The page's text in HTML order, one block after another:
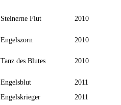
Steinerne Flut 2010
Engelszorn 2010
Tanz des Blutes 2010
Engelsblut
2011
Engelskrieger
2011